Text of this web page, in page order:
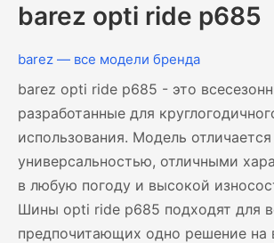
barez opti ride p685
barez — все модели бренда
barez opti ride p685 - это
разработанные для
использования. Модель отличается
универсальностью, отличными
в любую погоду и высокой
Шины opti ride p685 подходят для
предпочитающих одно решение на